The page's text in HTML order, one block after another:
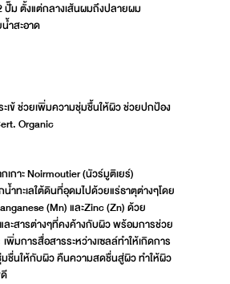
ปั๊ม ตั้งแต่กลางเส้นผมถึงปลายผม
ำสะอาด
เข้ ช่วยเพิ่มความชุ่มชื้นให้ผิว ช่วยปกป้อง
Organic
กาะ Noirmoutier (นัวร์มูติเยร์)
น้ำทะเลใต้ดินที่อุดมไปด้วยแร่ธาตุต่างๆโดย
(Mn) และZinc (Zn) ด้วย
ะสารต่างๆที่คงค้างกับผิว พร้อมการช่วย
พิ่มการสื่อสารระหว่างเซลล์ทำให้เกิดการ
ชื่นให้กับผิว คืนความสดชื่นสู่ผิว ทำให้ผิว